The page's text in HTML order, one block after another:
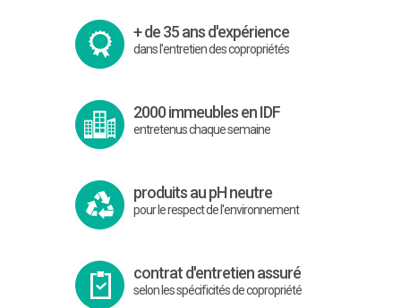
+ de 35 ans d'expérience
dans l'entretien des copropriétés
2000 immeubles en IDF
entretenus chaque semaine
produits au pH neutre
pour le respect de l'environnement
contrat d'entretien assuré
selon les spécificités de copropriété